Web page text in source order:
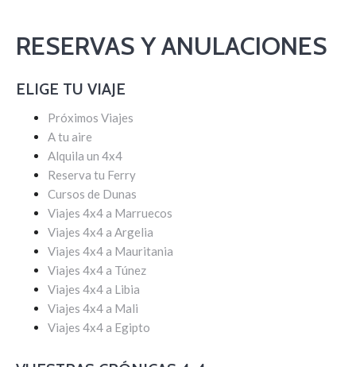
RESERVAS Y ANULACIONES
ELIGE TU VIAJE
Próximos Viajes
A tu aire
Alquila un 4x4
Reserva tu Ferry
Cursos de Dunas
Viajes 4x4 a Marruecos
Viajes 4x4 a Argelia
Viajes 4x4 a Mauritania
Viajes 4x4 a Túnez
Viajes 4x4 a Libia
Viajes 4x4 a Mali
Viajes 4x4 a Egipto